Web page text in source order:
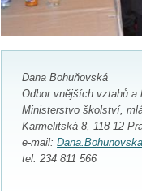
Dana Bohuňovská
Odbor vnějších vztahů a
Ministerstvo školství,
Karmelitská 8, 118 12
e-mail:
tel. 234 811 566